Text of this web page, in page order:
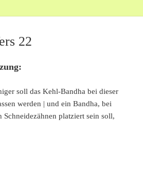
22
soll das Kehl-Bandha bei dieser
werden | und ein Bandha, bei
Schneidezähnen platziert sein soll,